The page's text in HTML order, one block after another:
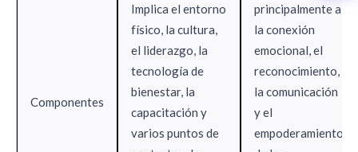
Componentes
Implica el entorno
físico, la cultura,
el liderazgo, la
tecnología de
bienestar, la
capacitación y
varios puntos de
principalmente a
la conexión
emocional, el
reconocimiento,
la comunicación
y el
empoderamiento